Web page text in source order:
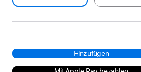
Hinzufügen